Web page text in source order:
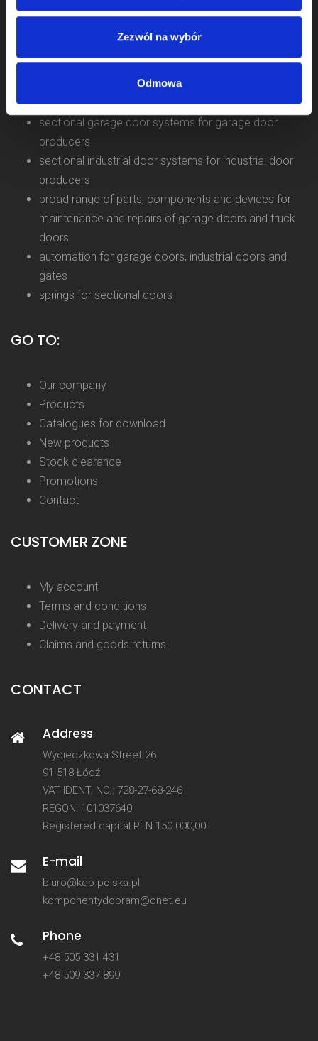
Zezwól na wybór
Odmowa
and we operate as KOMPONENTY DO BRAM Sp. z o.o.
from 2011.
sectional garage door systems for garage door
producers
sectional industrial door systems for industrial door
producers
broad range of parts, components and devices for
maintenance and repairs of garage doors and truck
doors
automation for garage doors, industrial doors and
gates
springs for sectional doors
GO TO:
Our company
Products
Catalogues for download
New products
Stock clearance
Promotions
Contact
CUSTOMER ZONE
My account
Terms and conditions
Delivery and payment
Claims and goods returns
CONTACT
Address
Wycieczkowa Street 26
91-518 Łódź
VAT IDENT. NO.: 728-27-68-246
REGON: 101037640
Registered capital PLN 150 000,00
E-mail
biuro@kdb-polska.pl
komponentydobram@onet.eu
Phone
+48 505 331 431
+48 509 337 899